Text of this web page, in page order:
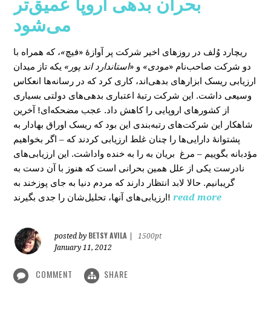
بحران بدهی اروپا عمیق‌تر
می‌شود
ریچارد وُلف در روزهای اخیر شرکت پر آوازۀ «فیچ»، که همراه با
دو شرکت صاحب‌نام «مودی» و «استاندارد اند پور» یکه‌ تاز میدان
ارزیابی ریسک ابزارهای بدهی‌اند، کاری کرد که در رسانه‌ها انعکاس
وسیعی داشت. این شرکت رتبۀ اعتباری بدهی‌های دولتی بسیاری
از کشورهای اروپایی را کاهش داد. عجب مضحکه‌ای! آخرین
شاهکار این شرکت‌های رتبه‌بندی این بود که ریسک‌ اوراق بهادار به
پشتوانۀ دارایی‌‌ها را چنان غلط ارزیابی کردند که – اگر بخواهیم
مؤدبانه بگوییم – مرغ بریان به را به خنده واداشت. این ارزیابی‌های
نادرست یکی از علل همین بحرانی است که هنوز با آن دست به
گریبانیم. حالا لابد انتظار دارند که مردم دنیا به جای پوزخند به
ارزیابی‌های آنها، تحلیل‌‌شان را جدی بگیرند! read more
posted by BETSY AVILA
1500pt
January 11, 2012
COMMENT SHARE